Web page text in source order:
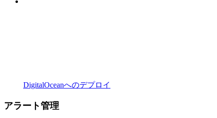
DigitalOceanへのデプロイ
アラート管理